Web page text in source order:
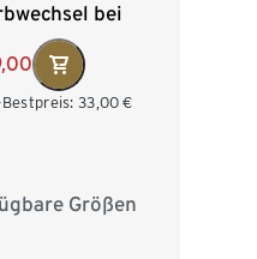
bei
33,00 €
Größen
98/104